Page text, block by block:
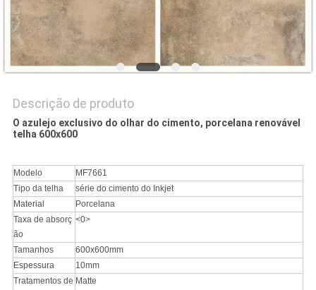
Descrição de produto
O azulejo exclusivo do olhar do cimento, porcelana renovável
telha 600x600
Modelo
MF7661
Tipo da telha
série do cimento do Inkjet
Material
Porcelana
Taxa de absorç
ão
<0>
Tamanhos
600x600mm
Espessura
10mm
Tratamentos de Matte